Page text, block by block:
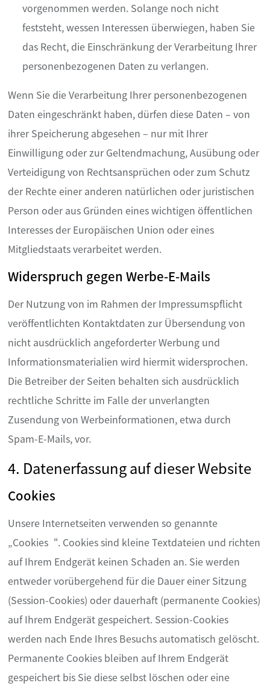
vorgenommen werden. Solange noch nicht
feststeht, wessen Interessen überwiegen, haben Sie
das Recht, die Einschränkung der Verarbeitung Ihrer
personenbezogenen Daten zu verlangen.
Wenn Sie die Verarbeitung Ihrer personenbezogenen
Daten eingeschränkt haben, dürfen diese Daten – von
ihrer Speicherung abgesehen – nur mit Ihrer
Einwilligung oder zur Geltendmachung, Ausübung oder
Verteidigung von Rechtsansprüchen oder zum Schutz
der Rechte einer anderen natürlichen oder juristischen
Person oder aus Gründen eines wichtigen öffentlichen
Interesses der Europäischen Union oder eines
Mitgliedstaats verarbeitet werden.
Widerspruch gegen Werbe-E-Mails
Der Nutzung von im Rahmen der Impressumspflicht
veröffentlichten Kontaktdaten zur Übersendung von
nicht ausdrücklich angeforderter Werbung und
Informationsmaterialien wird hiermit widersprochen.
Die Betreiber der Seiten behalten sich ausdrücklich
rechtliche Schritte im Falle der unverlangten
Zusendung von Werbeinformationen, etwa durch
Spam-E-Mails, vor.
4. Datenerfassung auf dieser Website
Cookies
Unsere Internetseiten verwenden so genannte
„Cookies“. Cookies sind kleine Textdateien und richten
auf Ihrem Endgerät keinen Schaden an. Sie werden
entweder vorübergehend für die Dauer einer Sitzung
(Session-Cookies) oder dauerhaft (permanente Cookies)
auf Ihrem Endgerät gespeichert. Session-Cookies
werden nach Ende Ihres Besuchs automatisch gelöscht.
Permanente Cookies bleiben auf Ihrem Endgerät
gespeichert bis Sie diese selbst löschen oder eine